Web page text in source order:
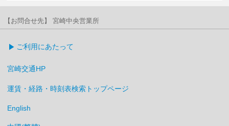
【お問合せ先】 宮崎中央営業所
ご利用にあたって
宮崎交通HP
運賃・経路・時刻表検索トップページ
English